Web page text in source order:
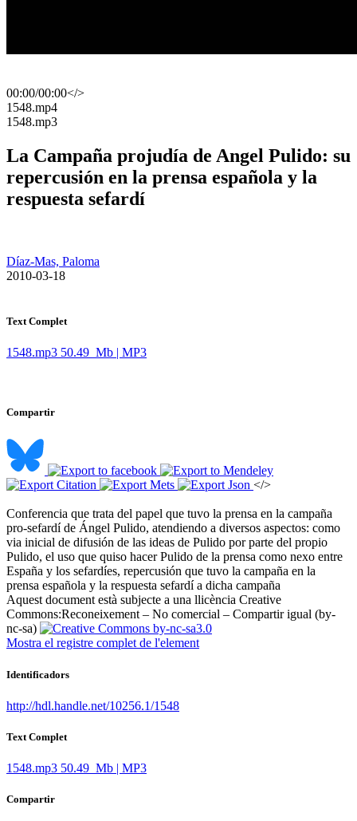
00:00/00:00</>
​1548.mp4
​1548.mp3
La Campaña projudía de Angel Pulido: su
repercusión en la prensa española y la
respuesta sefardí
Díaz-Mas, Paloma
​ 2010-03-18
Text Complet
1548.mp3 50.49 Mb | MP3
Compartir
</>
Conferencia que trata del papel que tuvo la prensa en la campaña
pro-sefardí de Ángel Pulido, atendiendo a diversos aspectos: como
via inicial de difusión de las ideas de Pulido por parte del propio
Pulido, el uso que quiso hacer Pulido de la prensa como nexo entre
España y los sefardíes, repercusión que tuvo la campaña en la
prensa española y la respuesta sefardí a dicha campaña ​
Aquest document està subjecte a una llicència Creative
Commons:Reconeixement – No comercial – Compartir igual (by-
nc-sa)
Mostra el registre complet de l'element
Identificadors
http://hdl.handle.net/10256.1/1548
Text Complet
1548.mp3 50.49 Mb | MP3
Compartir